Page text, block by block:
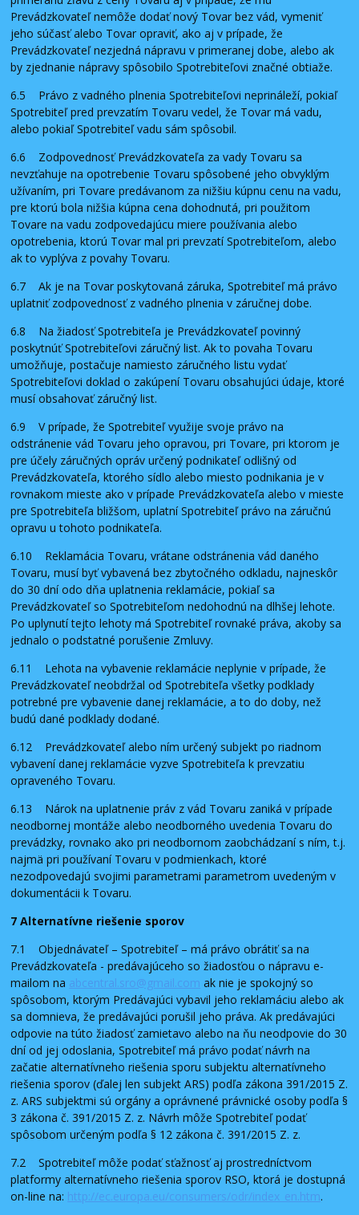
Prevádzkovateľ nemôže dodať nový Tovar bez vád, vymeniť
jeho súčasť alebo Tovar opraviť, ako aj v prípade, že
Prevádzkovateľ nezjedná nápravu v primeranej dobe, alebo ak
by zjednanie nápravy spôsobilo Spotrebiteľovi značné obtiaže.
6.5 Právo z vadného plnenia Spotrebiteľovi neprináleží, pokiaľ
Spotrebiteľ pred prevzatím Tovaru vedel, že Tovar má vadu,
alebo pokiaľ Spotrebiteľ vadu sám spôsobil.
6.6 Zodpovednosť Prevádzkovateľa za vady Tovaru sa
nevzťahuje na opotrebenie Tovaru spôsobené jeho obvyklým
užívaním, pri Tovare predávanom za nižšiu kúpnu cenu na vadu,
pre ktorú bola nižšia kúpna cena dohodnutá, pri použitom
Tovare na vadu zodpovedajúcu miere používania alebo
opotrebenia, ktorú Tovar mal pri prevzatí Spotrebiteľom, alebo
ak to vyplýva z povahy Tovaru.
6.7 Ak je na Tovar poskytovaná záruka, Spotrebiteľ má právo
uplatniť zodpovednosť z vadného plnenia v záručnej dobe.
6.8 Na žiadosť Spotrebiteľa je Prevádzkovateľ povinný
poskytnúť Spotrebiteľovi záručný list. Ak to povaha Tovaru
umožňuje, postačuje namiesto záručného listu vydať
Spotrebiteľovi doklad o zakúpení Tovaru obsahujúci údaje, ktoré
musí obsahovať záručný list.
6.9 V prípade, že Spotrebiteľ využije svoje právo na
odstránenie vád Tovaru jeho opravou, pri Tovare, pri ktorom je
pre účely záručných opráv určený podnikateľ odlišný od
Prevádzkovateľa, ktorého sídlo alebo miesto podnikania je v
rovnakom mieste ako v prípade Prevádzkovateľa alebo v mieste
pre Spotrebiteľa bližšom, uplatní Spotrebiteľ právo na záručnú
opravu u tohoto podnikateľa.
6.10 Reklamácia Tovaru, vrátane odstránenia vád daného
Tovaru, musí byť vybavená bez zbytočného odkladu, najneskôr
do 30 dní odo dňa uplatnenia reklamácie, pokiaľ sa
Prevádzkovateľ so Spotrebiteľom nedohodnú na dlhšej lehote.
Po uplynutí tejto lehoty má Spotrebiteľ rovnaké práva, akoby sa
jednalo o podstatné porušenie Zmluvy.
6.11 Lehota na vybavenie reklamácie neplynie v prípade, že
Prevádzkovateľ neobdržal od Spotrebiteľa všetky podklady
potrebné pre vybavenie danej reklamácie, a to do doby, než
budú dané podklady dodané.
6.12 Prevádzkovateľ alebo ním určený subjekt po riadnom
vybavení danej reklamácie vyzve Spotrebiteľa k prevzatiu
opraveného Tovaru.
6.13 Nárok na uplatnenie práv z vád Tovaru zaniká v prípade
neodbornej montáže alebo neodborného uvedenia Tovaru do
prevádzky, rovnako ako pri neodbornom zaobchádzaní s ním, t.j.
najmä pri používaní Tovaru v podmienkach, ktoré
nezodpovedajú svojimi parametrami parametrom uvedeným v
dokumentácii k Tovaru.
7 Alternatívne riešenie sporov
7.1 Objednávateľ – Spotrebiteľ – má právo obrátiť sa na
Prevádzkovateľa - predávajúceho so žiadosťou o nápravu e-
mailom na abcentral.sro@gmail.com ak nie je spokojný so
spôsobom, ktorým Predávajúci vybavil jeho reklamáciu alebo ak
sa domnieva, že predávajúci porušil jeho práva. Ak predávajúci
odpovie na túto žiadosť zamietavo alebo na ňu neodpovie do 30
dní od jej odoslania, Spotrebiteľ má právo podať návrh na
začatie alternatívneho riešenia sporu subjektu alternatívneho
riešenia sporov (ďalej len subjekt ARS) podľa zákona 391/2015 Z.
z. ARS subjektmi sú orgány a oprávnené právnické osoby podľa §
3 zákona č. 391/2015 Z. z. Návrh môže Spotrebiteľ podať
spôsobom určeným podľa § 12 zákona č. 391/2015 Z. z.
7.2 Spotrebiteľ môže podať sťažnosť aj prostredníctvom
platformy alternatívneho riešenia sporov RSO, ktorá je dostupná
on-line na: http://ec.europa.eu/consumers/odr/index_en.htm.